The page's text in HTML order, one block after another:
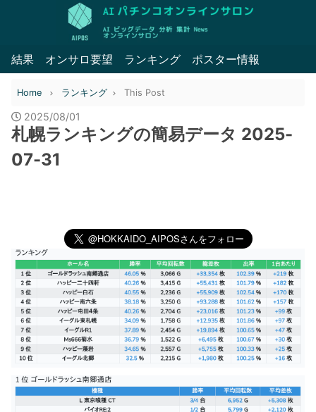
結果 オンサロ要望 ランキング ポスター情報
Home ランキング This Post
2025/08/01
札幌ランキングの簡易データ 2025-
07-31